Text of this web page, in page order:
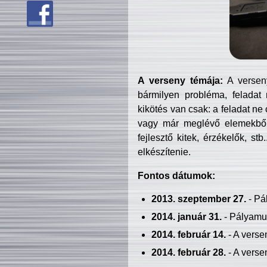
A verseny témája: A
bármilyen probléma, feladat
kikötés van csak: a feladat
vagy már meglévő
fejlesztő kitek, érzékelők,
elkészítenie.
Fontos dátumok:
2013. szeptember 27.-
2014. január 31.-
2014. február 14.- A
2014. február 28.- A